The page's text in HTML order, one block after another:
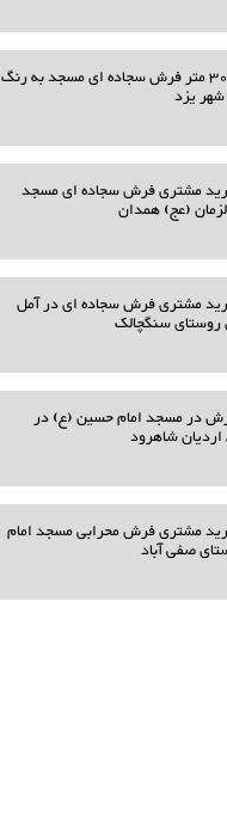
خرید 300 متر فرش سجاده ای مسجد به رنگ
یزد
مشتری فرش سجاده ای مسجد
(عج) همدان
مشتری فرش سجاده ای در آمل
روستای سنگچالک
در مسجد امام حسین (ع) در
شاهرود
مشتری فرش محرابی مسجد امام
صفی آباد